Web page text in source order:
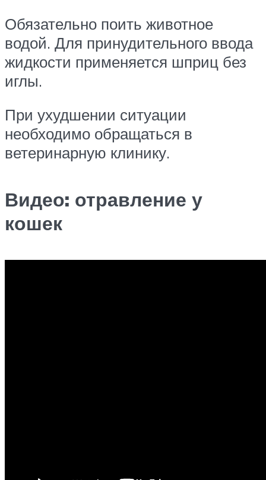
Обязательно поить животное
водой. Для принудительного ввода
жидкости применяется шприц без
иглы.
При ухудшении ситуации
необходимо обращаться в
ветеринарную клинику.
Видео: отравление у
кошек